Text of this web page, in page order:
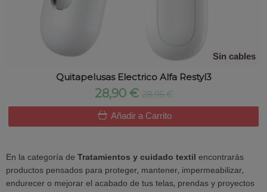
Sin cables
Quitapelusas Electrico Alfa Restyl3
28,90 € 28,95 €
Añadir a Carrito
En la categoría de Tratamientos y cuidado textil encontrarás
productos pensados para proteger, mantener, impermeabilizar,
endurecer o mejorar el acabado de tus telas, prendas y proyectos